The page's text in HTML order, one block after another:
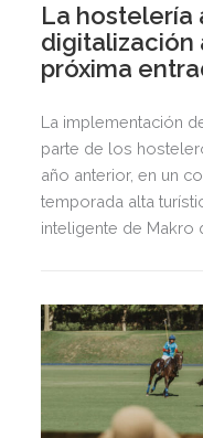
La hostelería
digitalización
próxima
La implementación
parte de los
año anterior, en un
temporada alta
inteligente de Makro